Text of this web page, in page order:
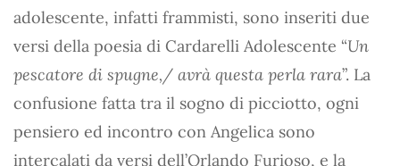
adolescente, infatti frammisti, sono inseriti due
versi della poesia di Cardarelli Adolescente “Un
pescatore di spugne,/ avrà questa perla rara”. La
confusione fatta tra il sogno di picciotto, ogni
pensiero ed incontro con Angelica sono
intercalati da versi dell’Orlando Furioso, e la